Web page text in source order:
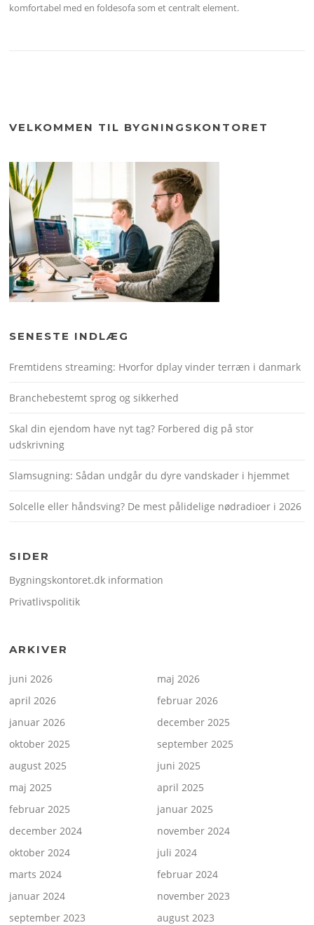
komfortabel med en foldesofa som et centralt element.
VELKOMMEN TIL BYGNINGSKONTORET
SENESTE INDLÆG
Fremtidens streaming: Hvorfor dplay vinder terræn i danmark
Branchebestemt sprog og sikkerhed
Skal din ejendom have nyt tag? Forbered dig på stor
udskrivning
Slamsugning: Sådan undgår du dyre vandskader i hjemmet
Solcelle eller håndsving? De mest pålidelige nødradioer i 2026
SIDER
Bygningskontoret.dk information
Privatlivspolitik
ARKIVER
juni 2026
maj 2026
april 2026
februar 2026
januar 2026
december 2025
oktober 2025
september 2025
august 2025
juni 2025
maj 2025
april 2025
februar 2025
januar 2025
december 2024
november 2024
oktober 2024
juli 2024
marts 2024
februar 2024
januar 2024
november 2023
september 2023
august 2023